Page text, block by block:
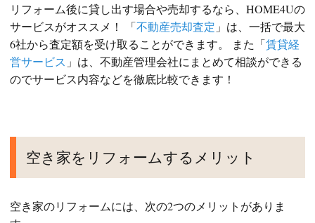
リフォーム後に貸し出す場合や売却するなら、HOME4Uの
サービスがオススメ！ 「不動産売却査定 」は、一括で最大
6社から査定額を受け取ることができます。 また「賃貸経
営サービス 」は、不動産管理会社にまとめて相談ができる
のでサービス内容などを徹底比較できます！
空き家をリフォームするメリット
空き家のリフォームには、次の2つのメリットがありま